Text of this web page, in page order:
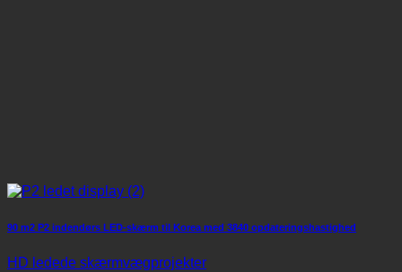
90 m2 P2 indendørs LED-skærm til Korea med 3840 opdateringshastighed
HD ledede skærmvægprojekter